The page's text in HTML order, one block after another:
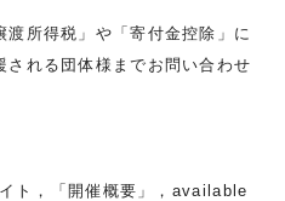
所得税」や「寄付金控除」に
れる団体様までお問い合わせ
ト，「開催概要」，available